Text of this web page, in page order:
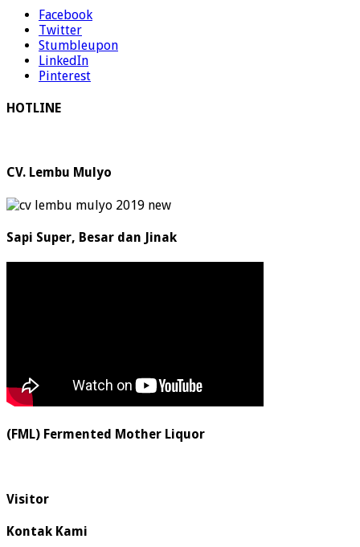
Facebook
Twitter
Stumbleupon
LinkedIn
Pinterest
HOTLINE
CV. Lembu Mulyo
Sapi Super, Besar dan Jinak
(FML) Fermented Mother Liquor
Visitor
Kontak Kami